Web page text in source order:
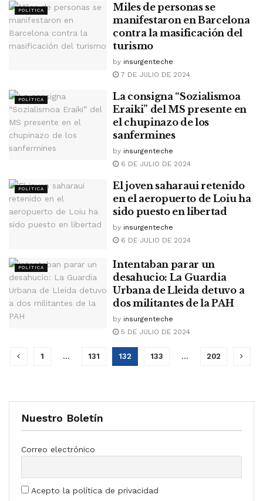
POLÍTICA
Miles de personas se
manifestaron en Barcelona
contra la masificación del
turismo
by insurgenteche
7 DE JULIO DE 2024
POLÍTICA
La consigna “Sozialismoa
Eraiki” del MS presente en
el chupinazo de los
sanfermines
by insurgenteche
6 DE JULIO DE 2024
POLÍTICA
El joven saharaui retenido
en el aeropuerto de Loiu ha
sido puesto en libertad
by insurgenteche
6 DE JULIO DE 2024
POLÍTICA
Intentaban parar un
desahucio: La Guardia
Urbana de Lleida detuvo a
dos militantes de la PAH
by insurgenteche
5 DE JULIO DE 2024
1 … 131 132 133 … 202
Nuestro Boletín
Correo electrónico
Acepto la política de privacidad